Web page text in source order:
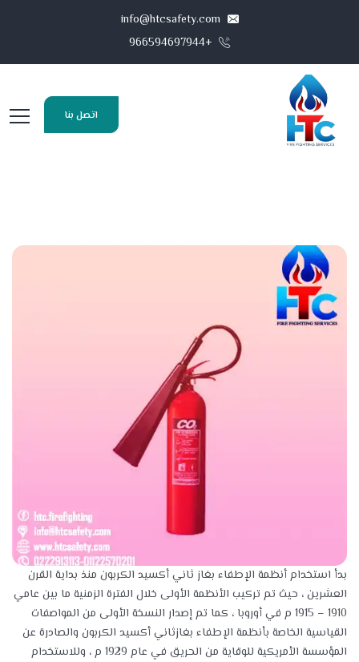
+966594697944
اتصل بنا
بدأ استخدام أنظمة الإطفاء بغاز ثاني أكسيد الكربون منذ بداية القرن
العشرين ، حيث تم تركيب الأنظمة الأولى خلال الفترة الزمنية ما بين عامي
1910 – 1915 م في أوروبا ، كما تم إصدار النسخة الأولى من المواصفات
القياسية الخاصة بأنظمة الإطفاء بغازثاني أكسيد الكربون والصادرة عن
المؤسسة الأمريكية للوقاية من الحريق في عام 1929 م ، وللاستخدام